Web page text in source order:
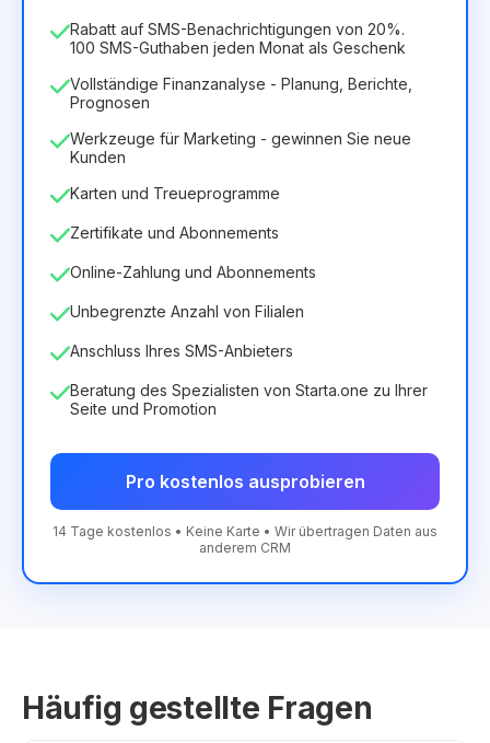
Rabatt auf SMS-Benachrichtigungen von 20%.
100 SMS-Guthaben jeden Monat als Geschenk
Vollständige Finanzanalyse - Planung, Berichte,
Prognosen
Werkzeuge für Marketing - gewinnen Sie neue
Kunden
Karten und Treueprogramme
Zertifikate und Abonnements
Online-Zahlung und Abonnements
Unbegrenzte Anzahl von Filialen
Anschluss Ihres SMS-Anbieters
Beratung des Spezialisten von Starta.one zu Ihrer
Seite und Promotion
Pro kostenlos ausprobieren
14 Tage kostenlos • Keine Karte • Wir übertragen Daten aus
anderem CRM
Häufig gestellte Fragen